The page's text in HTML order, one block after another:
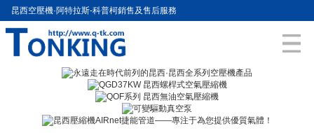
昆西空壓機·阿特拉斯-科普柯銷售及售后服務